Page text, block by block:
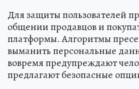
Для защиты пользователей
общении продавцов и
платформы. Алгоритмы
выманить персональные
вовремя предупреждают
предлагают безопасные